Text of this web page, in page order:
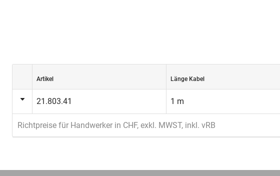
Artikel Länge Kabel
21.803.41 1 m
Richtpreise für Handwerker in CHF, exkl. MWST, inkl. vRB